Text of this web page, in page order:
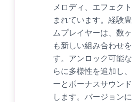
メロディ、エフェク
まれています。経験
ムプレイヤーは、数
も新しい組み合わせ
す。アンロック可能
らに多様性を追加し
ーとボーナスサウン
します。バージョン